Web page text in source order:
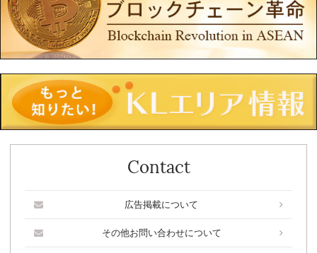
Contact
広告掲載について
その他お問い合わせについて